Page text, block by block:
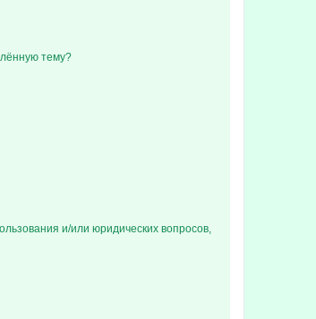
тему?
и/или юридических вопросов,